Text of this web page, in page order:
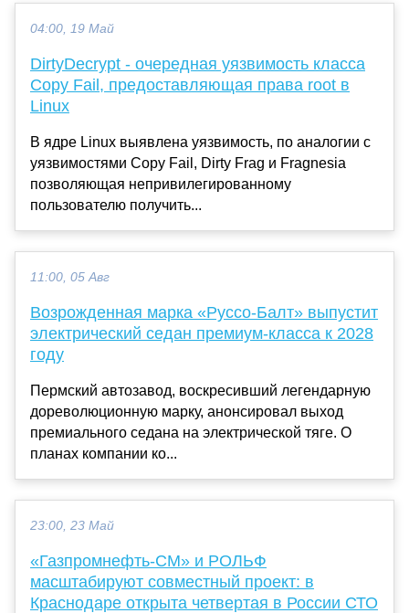
04:00, 19 Май
DirtyDecrypt - очередная уязвимость класса
Copy Fail, предоставляющая права root в
Linux
В ядре Linux выявлена уязвимость, по аналогии с
уязвимостями Copy Fail, Dirty Frag и Fragnesia
позволяющая непривилегированному
пользователю получить...
11:00, 05 Авг
Возрожденная марка «Руссо-Балт» выпустит
электрический седан премиум-класса к 2028
году
Пермский автозавод, воскресивший легендарную
дореволюционную марку, анонсировал выход
премиального седана на электрической тяге. О
планах компании ко...
23:00, 23 Май
«Газпромнефть-СМ» и РОЛЬФ
масштабируют совместный проект: в
Краснодаре открыта четвертая в России СТО